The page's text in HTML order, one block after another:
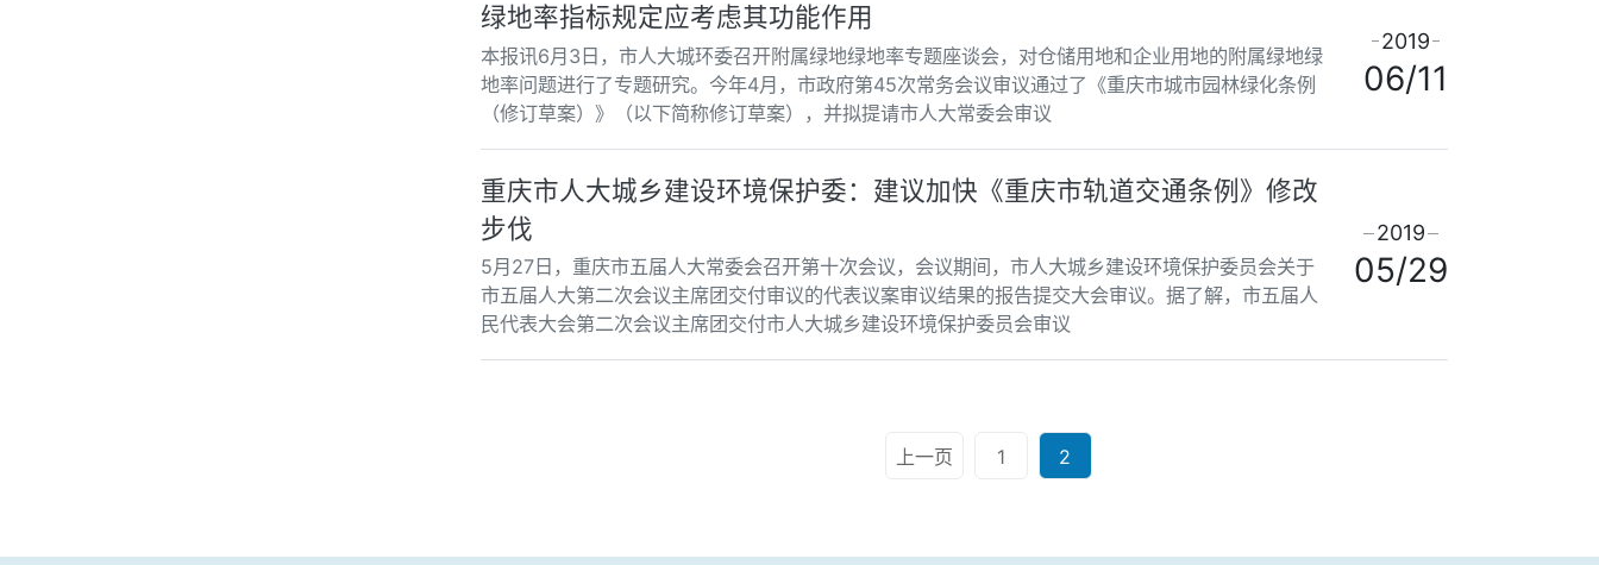
绿地率指标规定应考虑其功能作用
本报讯6月3日，市人大城环委召开附属绿地绿地率专题座谈会，对仓储用地和企业用地的附属绿地绿
地率问题进行了专题研究。今年4月，市政府第45次常务会议审议通过了《重庆市城市园林绿化条例
（修订草案）》（以下简称修订草案），并拟提请市人大常委会审议
2019
06/11
重庆市人大城乡建设环境保护委：建议加快《重庆市轨道交通条例》修改
步伐
5月27日，重庆市五届人大常委会召开第十次会议，会议期间，市人大城乡建设环境保护委员会关于
市五届人大第二次会议主席团交付审议的代表议案审议结果的报告提交大会审议。据了解，市五届人
民代表大会第二次会议主席团交付市人大城乡建设环境保护委员会审议
2019
05/29
上一页 1 2